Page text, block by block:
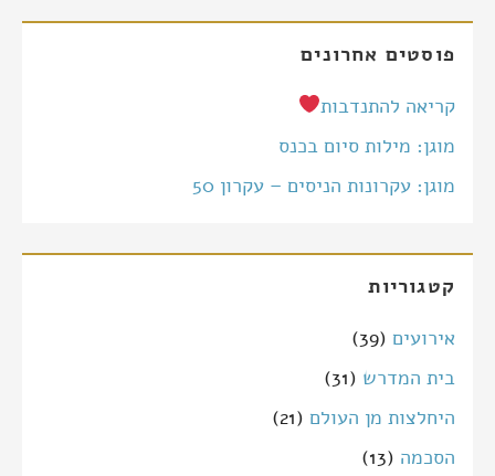
פוסטים אחרונים
קריאה להתנדבות
מוגן: מילות סיום בכנס
מוגן: עקרונות הניסים – עקרון 50
קטגוריות
אירועים (39)
בית המדרש (31)
היחלצות מן העולם (21)
הסכמה (13)